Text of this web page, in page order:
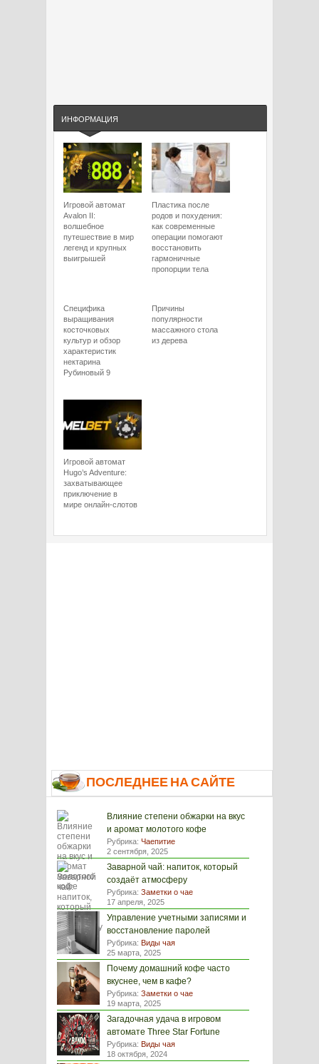
ИНФОРМАЦИЯ
Игровой автомат
Avalon II:
волшебное
путешествие в мир
легенд и крупных
выигрышей
Пластика после
родов и похудения:
как современные
операции помогают
восстановить
гармоничные
пропорции тела
Специфика
выращивания
косточковых
культур и обзор
характеристик
нектарина
Рубиновый 9
Причины
популярности
массажного стола
из дерева
Игровой автомат
Hugo’s Adventure:
захватывающее
приключение в
мире онлайн-слотов
ПОСЛЕДНЕЕ НА САЙТЕ
Влияние степени обжарки на вкус
и аромат молотого кофе
Рубрика: Чаепитие
2 сентября, 2025
Заварной чай: напиток, который
создаёт атмосферу
Рубрика: Заметки о чае
17 апреля, 2025
Управление учетными записями и
восстановление паролей
Рубрика: Виды чая
25 марта, 2025
Почему домашний кофе часто
вкуснее, чем в кафе?
Рубрика: Заметки о чае
19 марта, 2025
Загадочная удача в игровом
автомате Three Star Fortune
Рубрика: Виды чая
18 октября, 2024